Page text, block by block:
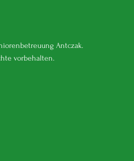
Antczak.
vorbehalten.